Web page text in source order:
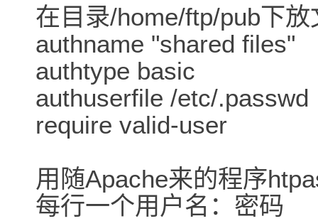
在目录/home/ftp/pub下
authname "shared files"
authtype basic
authuserfile /etc/.passwd
require valid-user
用随Apache来的程序
每行一个用户名：密码